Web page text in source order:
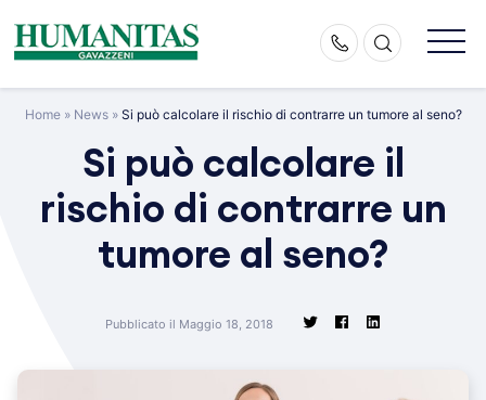
content
Home» News» Si può calcolare il rischio di contrarre un tumore al seno?
Si può calcolare il
rischio di contrarre un
tumore al seno?
Pubblicato il Maggio 18, 2018